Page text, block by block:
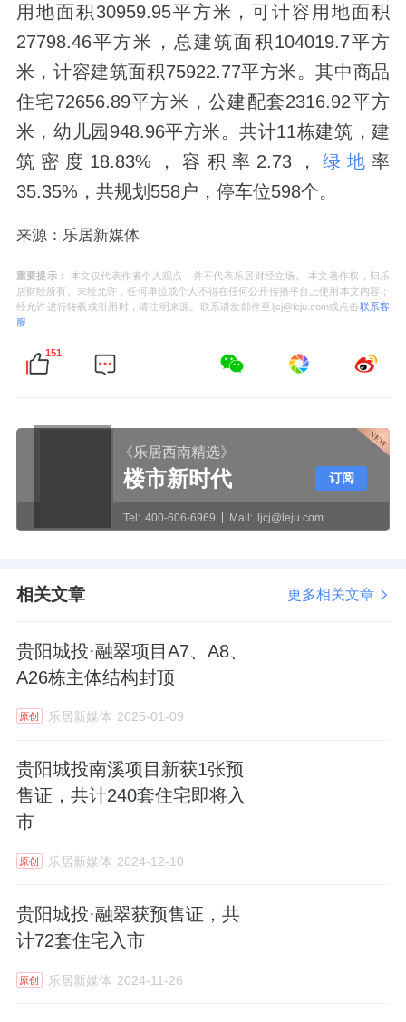
用地面积30959.95平方米，可计容用地面积
27798.46平方米，总建筑面积104019.7平方
米，计容建筑面积75922.77平方米。其中商品
住宅72656.89平方米，公建配套2316.92平方
米，幼儿园948.96平方米。共计11栋建筑，建
筑密度18.83%，容积率2.73， 绿地率
35.35%，共规划558户，停车位598个。
来源：乐居新媒体
重要提示：
本文仅代表作者个人观点，并不代表乐居财经立场。 本文著作权，归乐
居财经所有。未经允许，任何单位或个人不得在任何公开传播平台上使用本文内容；
经允许进行转载或引用时，请注明来源。联系请发邮件至ljcj@leju.com或点击联系客
服
151
《乐居西南精选》
楼市新时代
Tel: 400-606-6969 Mail: ljcj@leju.com
订阅
相关文章 更多相关文章
贵阳城投·融翠项目A7、A8、
A26栋主体结构封顶
原创 乐居新媒体 2025-01-09
贵阳城投南溪项目新获1张预
售证，共计240套住宅即将入
市
原创 乐居新媒体 2024-12-10
贵阳城投·融翠获预售证，共
计72​套住宅入市
原创 乐居新媒体 2024-11-26